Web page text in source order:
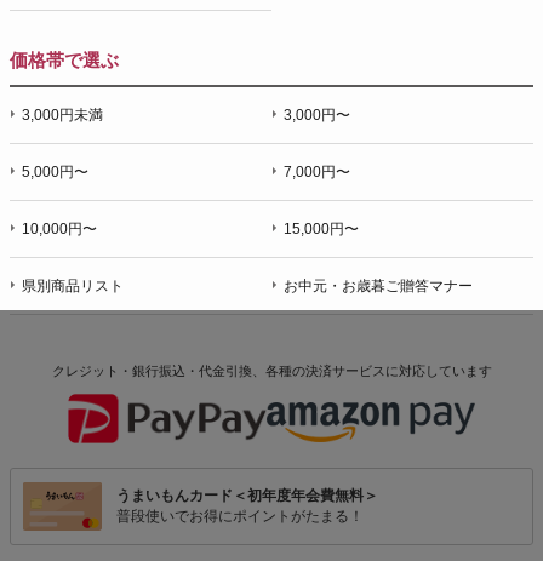
価格帯で選ぶ
3,000円未満 3,000円〜
5,000円〜 7,000円〜
10,000円〜 15,000円〜
県別商品リスト お中元・お歳暮ご贈答マナー
クレジット・銀行振込・代金引換、各種の決済サービスに対応しています
うまいもんカード＜初年度年会費無料＞
普段使いでお得にポイントがたまる！